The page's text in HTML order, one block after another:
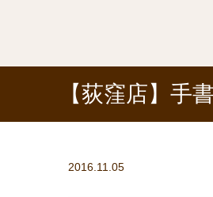
【荻窪店】手
2016.11.05